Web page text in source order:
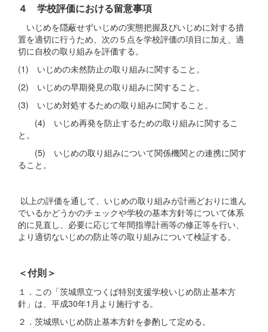
４ 学校評価における留意事項
いじめを隠蔽せずいじめの実態把握及びいじめに対する措
置を適切に行うため、次の５点を学校評価の項目に加え、適
切に自校の取り組みを評価する。
(1) いじめの未然防止の取り組みに関すること。
(2) いじめの早期発見の取り組みに関すること。
(3) いじめ対処するための取り組みに関すること。
(4) いじめ再発を防止するための取り組みに関するこ
と。
(5) いじめの取り組みについて関係機関との連携に関す
ること。
以上の評価を通して、いじめの取り組みが計画どおりに進ん
でいるかどうかのチェックや学校の基本方針等について体系
的に見直し、必要に応じて年間指導計画等の修正等を行い、
より適切ないじめの防止等の取り組みについて検証する。
＜付則＞
１．この「茨城県立つくば特別支援学校いじめ防止基本方
針」は、平成30年1月より施行する。
２．茨城県いじめ防止基本方針を参酌して定める。